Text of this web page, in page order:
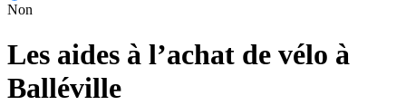
Non
Les aides à l’achat de vélo à
Balléville